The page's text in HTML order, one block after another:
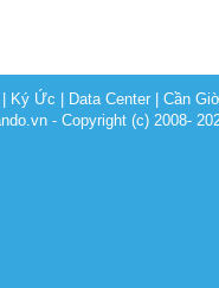
Ký Ức Data Center |Cần
- Copyright (c) 2008-